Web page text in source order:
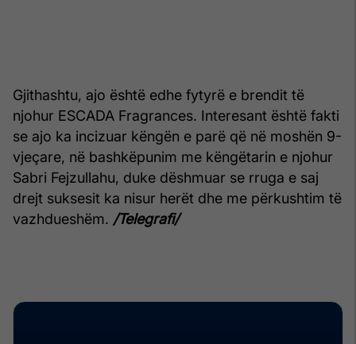
Gjithashtu, ajo është edhe fytyrë e brendit të
njohur ESCADA Fragrances. Interesant është fakti
se ajo ka incizuar këngën e parë që në moshën 9-
vjeçare, në bashkëpunim me këngëtarin e njohur
Sabri Fejzullahu, duke dëshmuar se rruga e saj
drejt suksesit ka nisur herët dhe me përkushtim të
vazhdueshëm. /Telegrafi/